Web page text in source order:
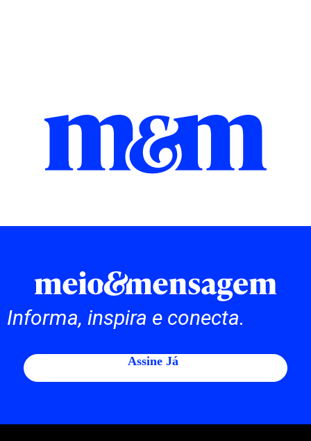
Informa, inspira e conecta.
Assine Já